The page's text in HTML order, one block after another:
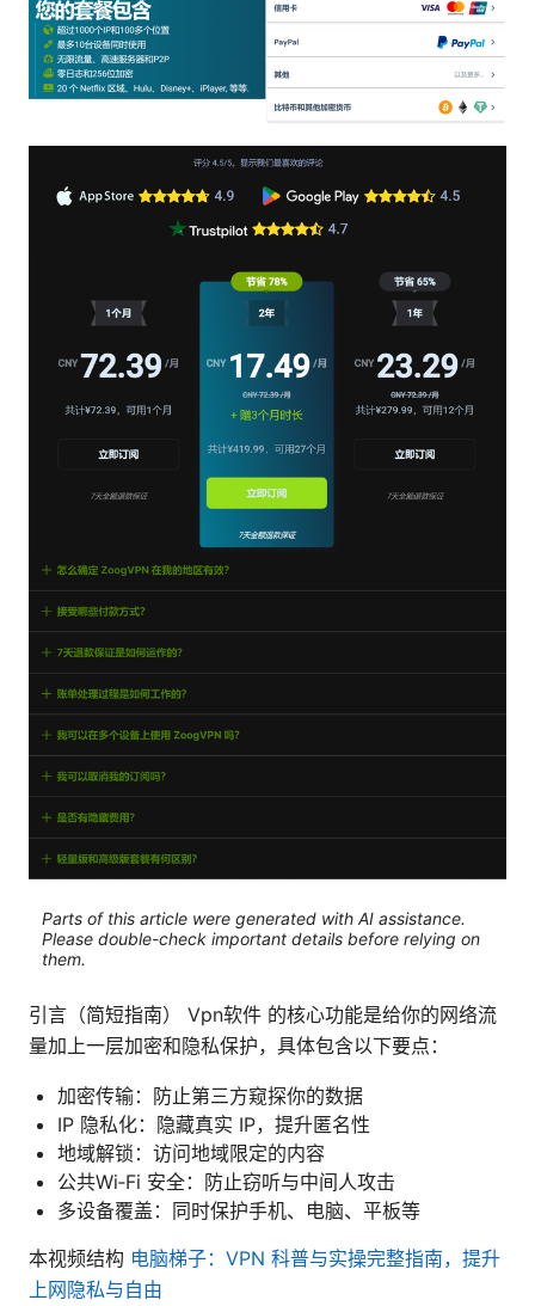
Parts of this article were generated with AI assistance.
Please double-check important details before relying on
them.
引言（简短指南） Vpn软件 的核心功能是给你的网络流
量加上一层加密和隐私保护，具体包含以下要点：
加密传输：防止第三方窥探你的数据
IP 隐私化：隐藏真实 IP，提升匿名性
地域解锁：访问地域限定的内容
公共Wi‑Fi 安全：防止窃听与中间人攻击
多设备覆盖：同时保护手机、电脑、平板等
本视频结构 电脑梯子：VPN 科普与实操完整指南，提升
上网隐私与自由